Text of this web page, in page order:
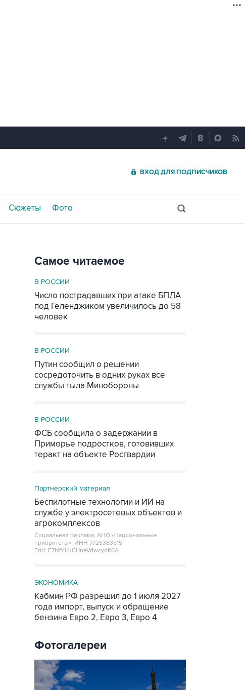
ВХОД ДЛЯ ПОДПИСЧИКОВ
Сюжеты Фото
Самое читаемое
В РОССИИ
Число пострадавших при атаке БПЛА
под Геленджиком увеличилось до 58
человек
В РОССИИ
Путин сообщил о решении
сосредоточить в одних руках все
службы тыла Минобороны
В РОССИИ
ФСБ сообщила о задержании в
Приморье подростков, готовивших
теракт на объекте Росгвардии
Партнерский материал
Беспилотные технологии и ИИ на
службе у электросетевых объектов и
агрокомплексов
Социальная реклама, АНО «Национальные
приоритеты». ИНН 7725383515
Erid: F7NfYUJCUneVdwcydK6A
ЭКОНОМИКА
Кабмин РФ разрешил до 1 июля 2027
года импорт, выпуск и обращение
бензина Евро 2, Евро 3, Евро 4
Фотогалереи